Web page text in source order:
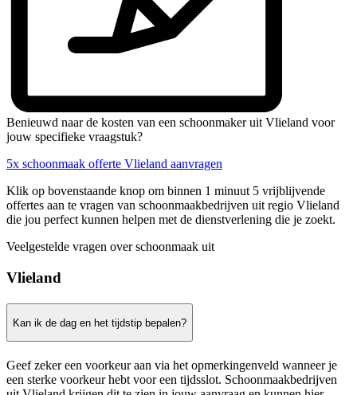
Benieuwd naar de kosten van een schoonmaker uit Vlieland voor
jouw specifieke vraagstuk?
5x schoonmaak offerte Vlieland aanvragen
Klik op bovenstaande knop om binnen 1 minuut 5 vrijblijvende
offertes aan te vragen van schoonmaakbedrijven uit regio Vlieland
die jou perfect kunnen helpen met de dienstverlening die je zoekt.
Veelgestelde vragen over schoonmaak uit
Vlieland
Kan ik de dag en het tijdstip bepalen?
Geef zeker een voorkeur aan via het opmerkingenveld wanneer je
een sterke voorkeur hebt voor een tijdsslot. Schoonmaakbedrijven